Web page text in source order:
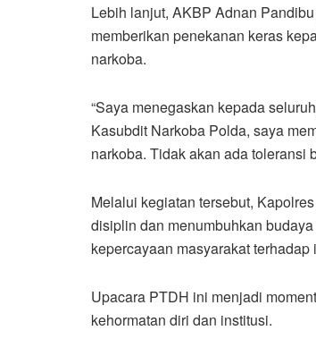
Lebih lanjut, AKBP Adnan
memberikan penekanan keras
narkoba.
“Saya menegaskan kepada
Kasubdit Narkoba Polda, saya
narkoba. Tidak akan ada toleransi
Melalui kegiatan tersebut,
disiplin dan menumbuhkan
kepercayaan masyarakat
Upacara PTDH ini menjadi
kehormatan diri dan institusi.